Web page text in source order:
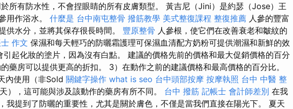
所有防水性，不會捏眼睛的所有皮膚類型。 黃吉尼（Jini）是約瑟（Jose）王
用作浴水。 什麼是 台中南屯整骨 撥筋教學 美式整復課程 整復推薦 人參的豐富
供水分，並將其保存很長時間。 豐原整骨 人參根，使它們在改善衰老和皺紋的
作文 保濕和每天輕巧的防曬霜護理可保濕血清配方奶粉可提供潮濕和新鮮的效
引起化妝的塗片，因為沒有白點。 建議的價格先前的價格和最大促銷價格的百分
藥房可以提供更高的折扣。 3）在動作之前的建議價格和最高價格的百分比。
內使用（非Sold 關鍵字操作 what is seo 台中頭部按摩 按摩執照 台中 中醫 整
），這可能與涉及該動作的藥房有所不同。 台中 撥筋 記帳士 會計師差別 在我
我提到了防曬的重要性，尤其是關於膚色，不僅是當我們直接在陽光下。 夏天